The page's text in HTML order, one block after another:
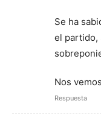
Se ha
el partido,
Nos
Respuesta